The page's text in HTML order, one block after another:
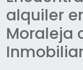
alquiler
Moraleja